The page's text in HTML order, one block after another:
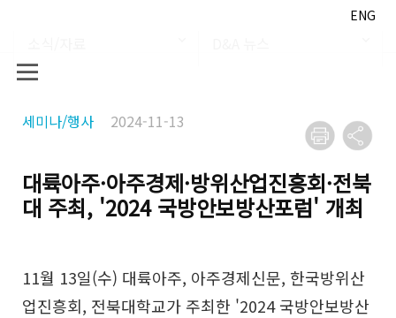
ENG
세미나/행사 2024-11-13
대륙아주·아주경제·방위산업진흥회·전북
대 주최, '2024 국방안보방산포럼' 개최
11월 13일(수) 대륙아주, 아주경제신문, 한국방위산
업진흥회, 전북대학교가 주최한 '2024 국방안보방산